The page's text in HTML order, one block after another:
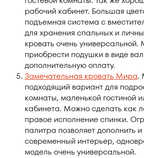
рабочий кабинет. Большая
подъемная система с
для хранения спальных и
кровать очень
приобрести подушки в виде
дополнительную оплату.
Замечательная кровать Мира.
подходящий вариант для
комнаты, маленькой гостиной
кабинета. Можно сделать как
правое исполнение спинки.
палитра позволяет дополнить
современный интерьер,
модель очень универсальной.